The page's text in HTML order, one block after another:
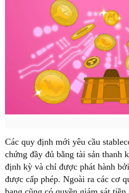
Các quy định mới yêu cầu
chứng đầy đủ bằng tài sản thanh
định kỳ và chỉ được phát hành
được cấp phép. Ngoài ra các cơ